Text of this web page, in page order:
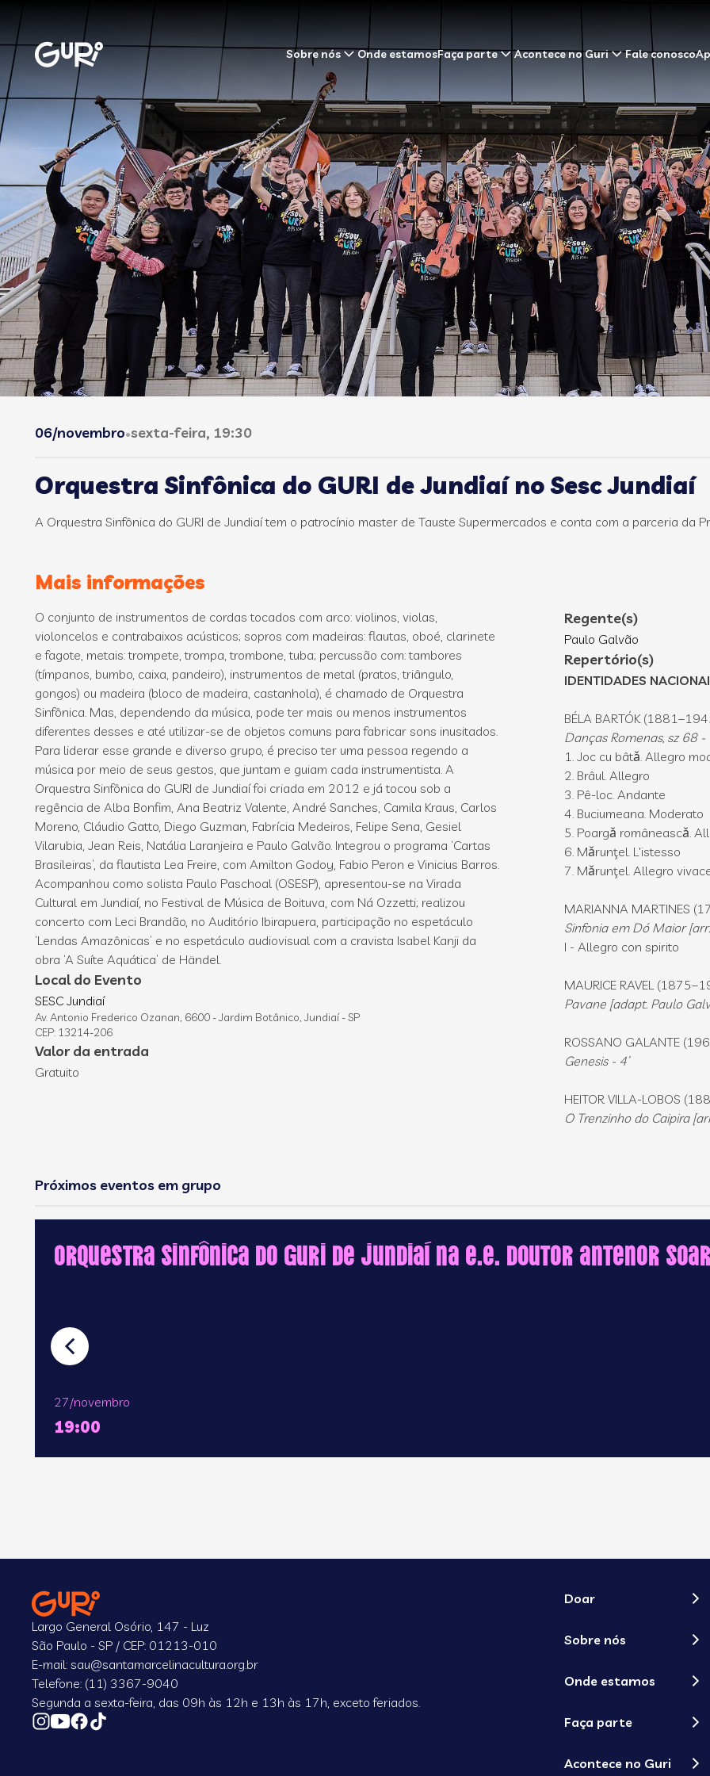
Sobre nós Onde estamosFaça parte Acontece no Guri Fale conosco
06/novembro•sexta-feira, 19:30
Orquestra Sinfônica do GURI de Jundiaí no Sesc Jundiaí
A Orquestra Sinfônica do GURI de Jundiaí tem o patrocínio master de Tauste Supermercados e conta com a parceria da
Mais informações
O conjunto de instrumentos de cordas tocados com arco: violinos, violas,
violoncelos e contrabaixos acústicos; sopros com madeiras: flautas, oboé, clarinete
e fagote, metais: trompete, trompa, trombone, tuba; percussão com: tambores
(tímpanos, bumbo, caixa, pandeiro), instrumentos de metal (pratos, triângulo,
gongos) ou madeira (bloco de madeira, castanhola), é chamado de Orquestra
Sinfônica. Mas, dependendo da música, pode ter mais ou menos instrumentos
diferentes desses e até utilizar-se de objetos comuns para fabricar sons inusitados.
Para liderar esse grande e diverso grupo, é preciso ter uma pessoa regendo a
música por meio de seus gestos, que juntam e guiam cada instrumentista. A
Orquestra Sinfônica do GURI de Jundiaí foi criada em 2012 e já tocou sob a
regência de Alba Bonfim, Ana Beatriz Valente, André Sanches, Camila Kraus, Carlos
Moreno, Cláudio Gatto, Diego Guzman, Fabrícia Medeiros, Felipe Sena, Gesiel
Vilarubia, Jean Reis, Natália Laranjeira e Paulo Galvão. Integrou o programa ‘Cartas
Brasileiras’, da flautista Lea Freire, com Amilton Godoy, Fabio Peron e Vinicius Barros.
Acompanhou como solista Paulo Paschoal (OSESP), apresentou-se na Virada
Cultural em Jundiaí, no Festival de Música de Boituva, com Ná Ozzetti; realizou
concerto com Leci Brandão, no Auditório Ibirapuera, participação no espetáculo
‘Lendas Amazônicas’ e no espetáculo audiovisual com a cravista Isabel Kanji da
obra ‘A Suíte Aquática’ de Händel.
Local do Evento
SESC Jundiaí
Av. Antonio Frederico Ozanan, 6600 - Jardim Botânico, Jundiaí - SP
CEP: 13214-206
Valor da entrada
Gratuito
Regente(s)
Paulo Galvão
Repertório(s)
IDENTIDADES
BÉLA BARTÓK
Danças Romenas, sz 68 -
1. Joc cu bâtǎ. Allegro
2. Brâul. Allegro
3. Pê-loc. Andante
4. Buciumeana. Moderato
5. Poargǎ româneascǎ.
6. Mǎrunţel. L'istesso
7. Mǎrunţel. Allegro
MARIANNA MARTINES
Sinfonia em Dó Maior
I - Allegro con spirito
MAURICE RAVEL
Pavane [adapt. Paulo
ROSSANO GALANTE
Genesis - 4’
HEITOR VILLA-LOBOS
O Trenzinho do Caipira
Próximos eventos em grupo
Orquestra Sinfônica do GURI de Jundiaí na E.E. Doutor Antenor
27/novembro
19:00
Largo General Osório, 147 - Luz
São Paulo - SP / CEP: 01213-010
E-mail: sau@santamarcelinacultura.org.br
Telefone: (11) 3367-9040
Segunda a sexta-feira, das 09h às 12h e 13h às 17h, exceto feriados.
Doar
Sobre nós
Onde estamos
Faça parte
Acontece no Guri